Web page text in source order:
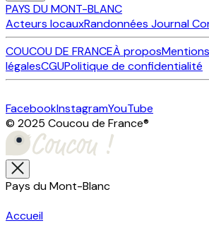
PAYS DU MONT-BLANC
Acteurs locauxRandonnées Journal
COUCOU DE FRANCEÀ proposMentions
légalesCGUPolitique de confidentialité
FacebookInstagramYouTube
© 2025 Coucou de France®
Pays du Mont-Blanc
Accueil